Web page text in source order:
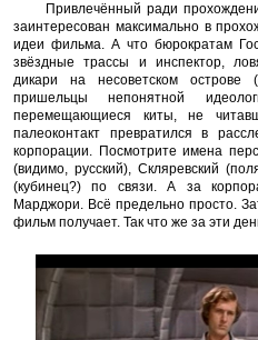
Привлечённый ради
заинтересован максимально в
идеи фильма. А что бюрократам
звёздные трассы и инспектор,
дикари на несоветском
пришельцы непонятной
перемещающиеся киты, не
палеоконтакт превратился в
корпорации. Посмотрите имена
(видимо, русский), Скляревский
(кубинец?) по связи. А за
Марджори. Всё предельно просто.
фильм получает. Так что же за эти